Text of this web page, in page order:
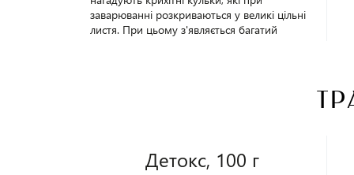
заварюванні розкриваються у великі цільні
листя. При цьому з'являється багатий
Детокс, 100 г